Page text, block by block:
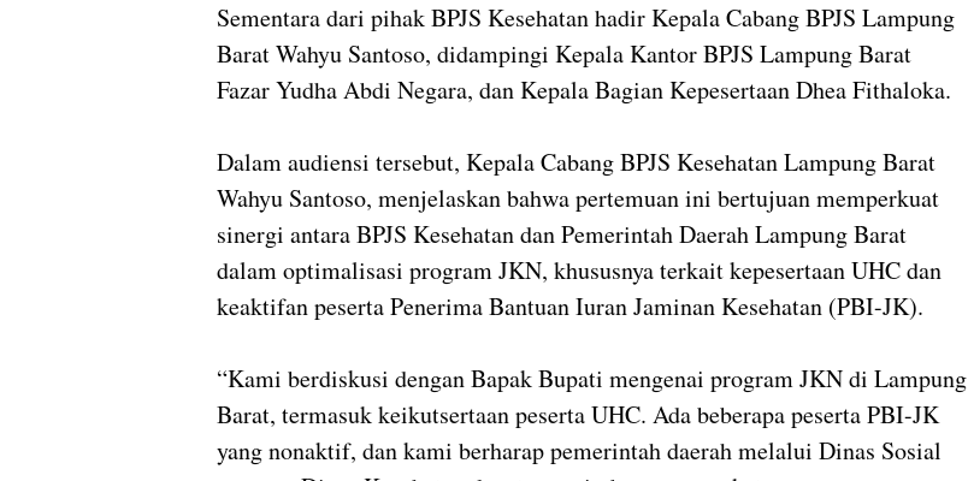
Sementara dari pihak BPJS Kesehatan hadir Kepala Cabang BPJS Lampung
Barat Wahyu Santoso, didampingi Kepala Kantor BPJS Lampung Barat
Fazar Yudha Abdi Negara, dan Kepala Bagian Kepesertaan Dhea Fithaloka.
Dalam audiensi tersebut, Kepala Cabang BPJS Kesehatan Lampung Barat
Wahyu Santoso, menjelaskan bahwa pertemuan ini bertujuan memperkuat
sinergi antara BPJS Kesehatan dan Pemerintah Daerah Lampung Barat
dalam optimalisasi program JKN, khususnya terkait kepesertaan UHC dan
keaktifan peserta Penerima Bantuan Iuran Jaminan Kesehatan (PBI-JK).
“Kami berdiskusi dengan Bapak Bupati mengenai program JKN di Lampung
Barat, termasuk keikutsertaan peserta UHC. Ada beberapa peserta PBI-JK
yang nonaktif, dan kami berharap pemerintah daerah melalui Dinas Sosial